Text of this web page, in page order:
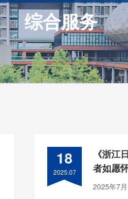
综合服务
18
2025.07
《浙江
者如愿
2025年7